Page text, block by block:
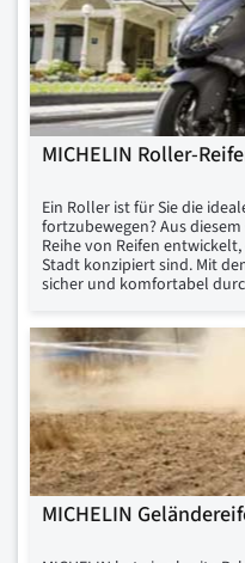
MICHELIN Roller-
Ein Roller ist für Sie die
fortzubewegen? Aus
Reihe von Reifen
Stadt konzipiert sind. Mit
sicher und komfortabel
MICHELIN